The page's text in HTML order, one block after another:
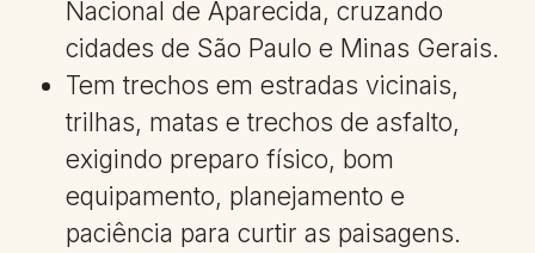
Nacional de Aparecida, cruzando
cidades de São Paulo e Minas Gerais.
Tem trechos em estradas vicinais,
trilhas, matas e trechos de asfalto,
exigindo preparo físico, bom
equipamento, planejamento e
paciência para curtir as paisagens.